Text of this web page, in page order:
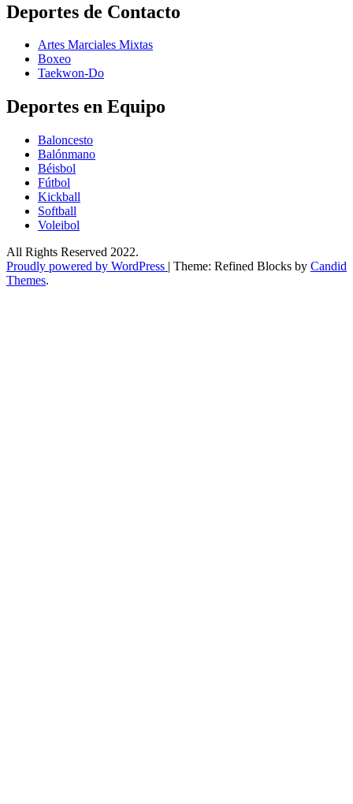
Deportes de Contacto
Artes Marciales Mixtas
Boxeo
Taekwon-Do
Deportes en Equipo
Baloncesto
Balónmano
Béisbol
Fútbol
Kickball​
Softball​
Voleibol​
All Rights Reserved 2022.
Proudly powered by WordPress | Theme: Refined Blocks by Candid
Themes.